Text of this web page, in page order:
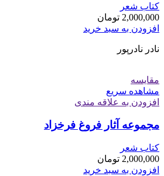
کتاب شعر
2,000,000 تومان
افزودن به سبد خرید
نادر نادرپور
مقایسه
مشاهده سریع
افزودن به علاقه مندی
مجموعه آثار فروغ فرخزاد
کتاب شعر
2,000,000 تومان
افزودن به سبد خرید